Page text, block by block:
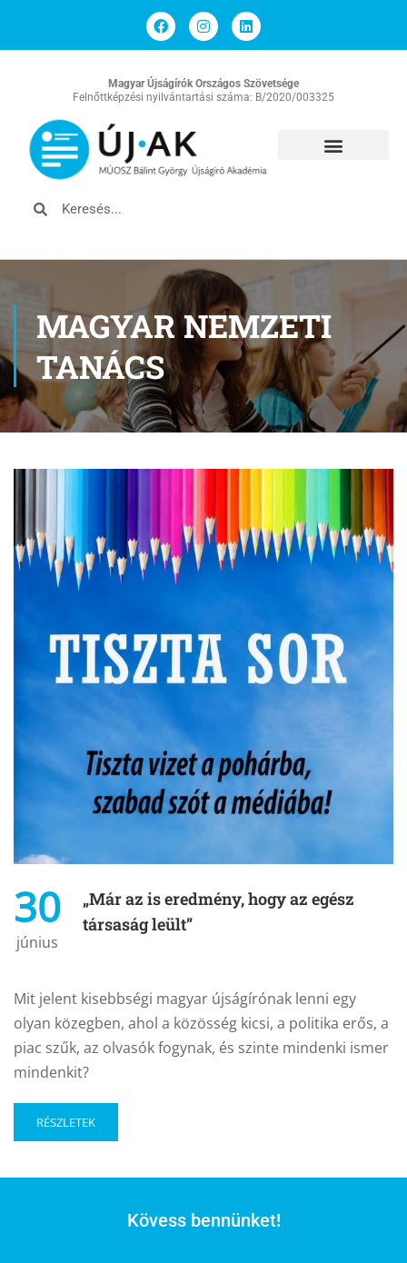
Magyar Újságírók Országos Szövetsége
Felnőttképzési nyilvántartási száma: B/2020/003325
MAGYAR NEMZETI
TANÁCS
30
június
„Már az is eredmény, hogy az egész
társaság leült”
Mit jelent kisebbségi magyar újságírónak lenni egy
olyan közegben, ahol a közösség kicsi, a politika erős, a
piac szűk, az olvasók fogynak, és szinte mindenki ismer
mindenkit?
RÉSZLETEK
Kövess bennünket!